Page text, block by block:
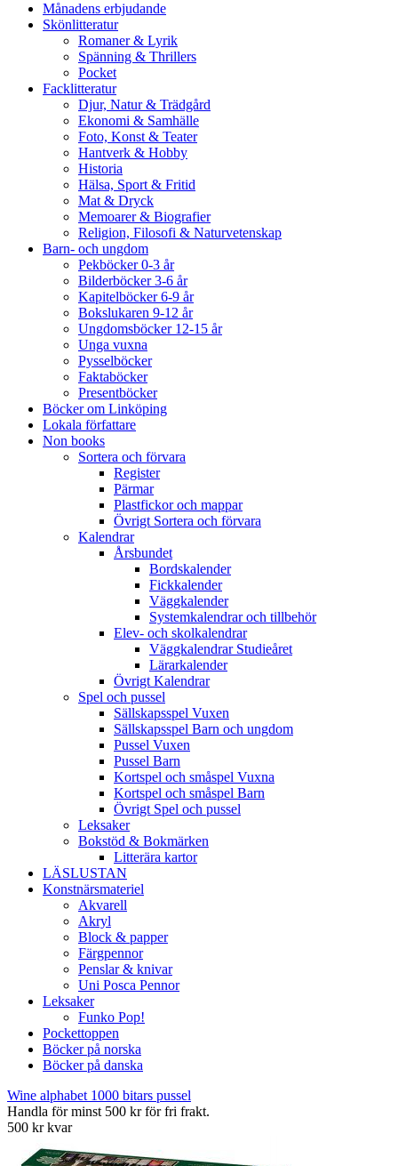
Månadens erbjudande
Skönlitteratur
Romaner & Lyrik
Spänning & Thrillers
Pocket
Facklitteratur
Djur, Natur & Trädgård
Ekonomi & Samhälle
Foto, Konst & Teater
Hantverk & Hobby
Historia
Hälsa, Sport & Fritid
Mat & Dryck
Memoarer & Biografier
Religion, Filosofi & Naturvetenskap
Barn- och ungdom
Pekböcker 0-3 år
Bilderböcker 3-6 år
Kapitelböcker 6-9 år
Bokslukaren 9-12 år
Ungdomsböcker 12-15 år
Unga vuxna
Pysselböcker
Faktaböcker
Presentböcker
Böcker om Linköping
Lokala författare
Non books
Sortera och förvara
Register
Pärmar
Plastfickor och mappar
Övrigt Sortera och förvara
Kalendrar
Årsbundet
Bordskalender
Fickkalender
Väggkalender
Systemkalendrar och tillbehör
Elev- och skolkalendrar
Väggkalendrar Studieåret
Lärarkalender
Övrigt Kalendrar
Spel och pussel
Sällskapsspel Vuxen
Sällskapsspel Barn och ungdom
Pussel Vuxen
Pussel Barn
Kortspel och småspel Vuxna
Kortspel och småspel Barn
Övrigt Spel och pussel
Leksaker
Bokstöd & Bokmärken
Litterära kartor
LÄSLUSTAN
Konstnärsmateriel
Akvarell
Akryl
Block & papper
Färgpennor
Penslar & knivar
Uni Posca Pennor
Leksaker
Funko Pop!
Pockettoppen
Böcker på norska
Böcker på danska
Wine alphabet 1000 bitars pussel
Handla för minst 500 kr för fri frakt.
500 kr kvar